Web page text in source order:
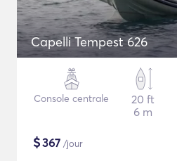
Capelli Tempest 626
Console centrale
20 ft
6 m
$367 /jour